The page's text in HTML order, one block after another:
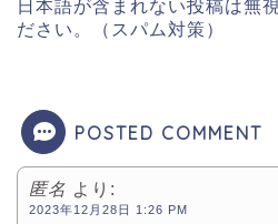
日本語が含まれない投稿は無
ださい。（スパム対策）
POSTED COMMENT
匿名 より:
2023年12月28日 1:26 PM